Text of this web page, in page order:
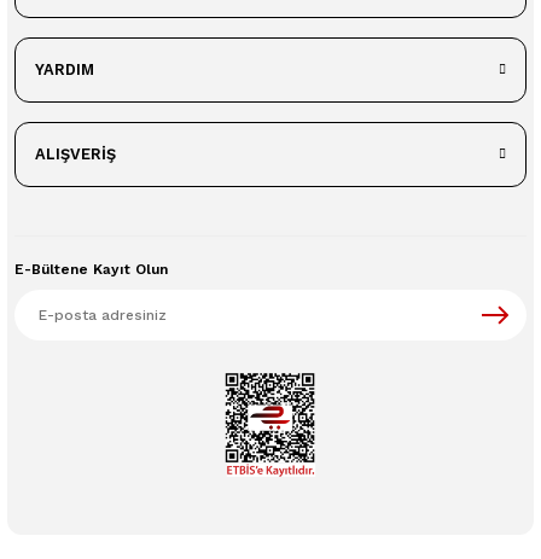
YARDIM
ALIŞVERİŞ
E-Bültene Kayıt Olun